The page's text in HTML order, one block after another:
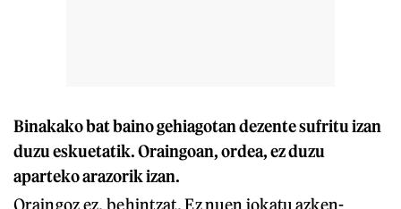
Binakako bat baino gehiagotan dezente sufritu izan
duzu eskuetatik. Oraingoan, ordea, ez duzu
aparteko arazorik izan.
Oraingoz ez, behintzat. Ez nuen jokatu azken-